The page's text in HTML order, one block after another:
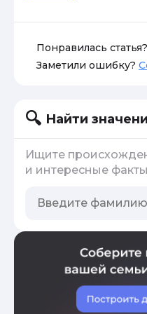
Понравилась статья?
Заметили ошибку?
Найти
Ищите
и интересные